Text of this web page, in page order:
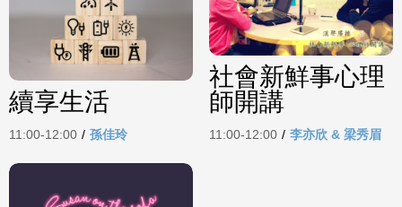
續享生活
11:00-12:00 / 孫佳玲
社會新鮮事心理
師開講
11:00-12:00 / 李亦欣 & 梁秀眉